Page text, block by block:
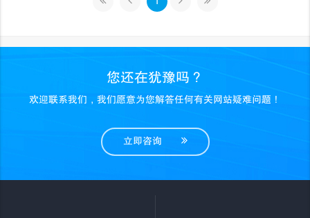
您还在犹豫吗？
欢迎联系我们，我们愿意为您解答任何有关网站疑难问题！
立即咨询